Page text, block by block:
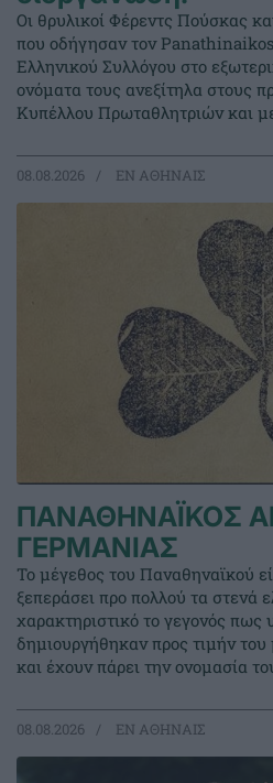
Οι θρυλικοί Φέρεντς Πούσκας
που οδήγησαν τον
Ελληνικού Συλλόγου στο
ονόματα τους ανεξίτηλα στους
Κυπέλλου Πρωταθλητριών και
08.08.2026 EΝ ΑΘΗΝΑΙΣ
ΠΑΝΑΘΗΝΑΪΚΟΣ
ΓΕΡΜΑΝΙΑΣ
Το μέγεθος του Παναθηναϊκού
ξεπεράσει προ πολλού τα στενά
χαρακτηριστικό το γεγονός
δημιουργήθηκαν προς τιμήν
και έχουν πάρει την ονομασία
08.08.2026 EΝ ΑΘΗΝΑΙΣ